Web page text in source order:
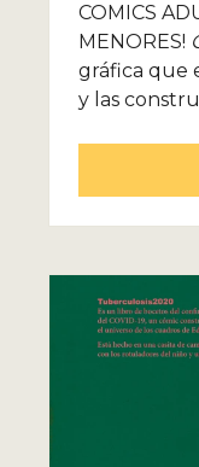
COMICS
MENORES!
gráfica que
y las